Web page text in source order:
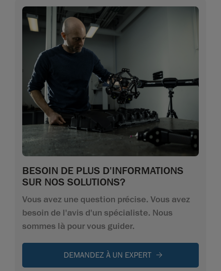
BESOIN DE PLUS D'INFORMATIONS
SUR NOS SOLUTIONS?
Vous avez une question précise. Vous avez
besoin de l'avis d'un spécialiste. Nous
sommes là pour vous guider.
DEMANDEZ À UN EXPERT